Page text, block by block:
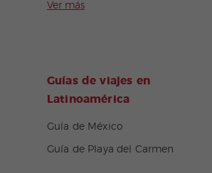
Ver más
Guías de viajes en
Latinoamérica
Guía de México
Guía de Playa del Carmen